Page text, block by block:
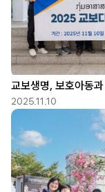
교보생명, 보호아동
2025.11.10